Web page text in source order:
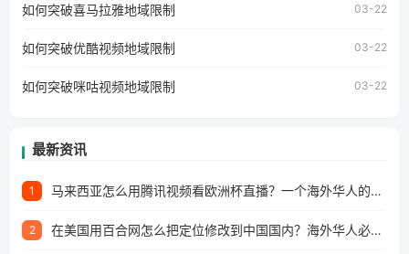
户收听网易云音乐地区版权限制」的问题，无论人在香港、
工作、留学、定居等，都可以使用，不再因地区和版权限制
所困扰。
如何突破喜马拉雅地域限制 03-22
如何突破优酷视频地域限制 03-22
如何突破咪咕视频地域限制 03-22
最新资讯
1 马来西亚怎么用腾讯视频看欧洲杯直播？一个海外华人的真实困扰与破解
2 在美国用百合网怎么把定位修改到中国国内？海外华人必备的回国加速指南